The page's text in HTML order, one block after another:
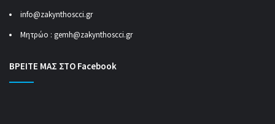
info@zakynthoscci.gr
Μητρώο : gemh@zakynthoscci.gr
ΒΡΕΙΤΕ ΜΑΣ ΣΤΟ Facebook